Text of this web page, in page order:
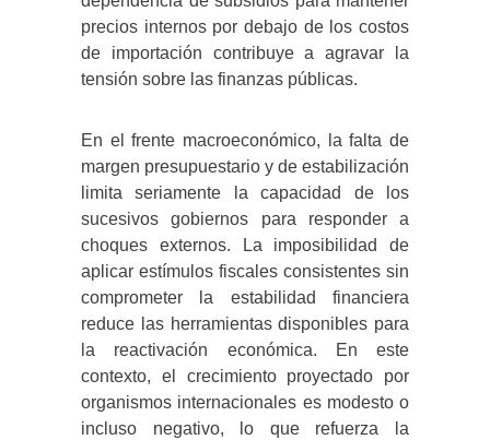
precios internos por debajo de los costos
de importación contribuye a agravar la
tensión sobre las finanzas públicas.
En el frente macroeconómico, la falta de
margen presupuestario y de estabilización
limita seriamente la capacidad de los
sucesivos gobiernos para responder a
choques externos. La imposibilidad de
aplicar estímulos fiscales consistentes sin
comprometer la estabilidad financiera
reduce las herramientas disponibles para
la reactivación económica. En este
contexto, el crecimiento proyectado por
organismos internacionales es modesto o
incluso negativo, lo que refuerza la